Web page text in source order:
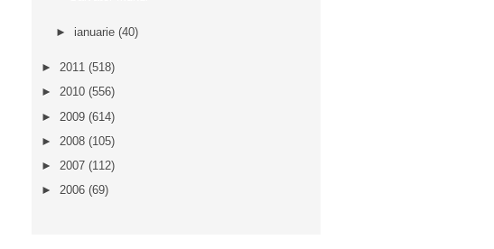
► ianuarie (40)
► 2011 (518)
► 2010 (556)
► 2009 (614)
► 2008 (105)
► 2007 (112)
► 2006 (69)